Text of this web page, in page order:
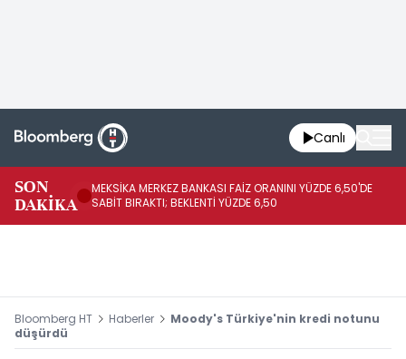
Canlı
SON
DAKİKA
MEKSİKA MERKEZ BANKASI FAİZ ORANINI YÜZDE 6,50'DE
SABİT BIRAKTI; BEKLENTİ YÜZDE 6,50
Bloomberg HT Haberler
Moody's Türkiye'nin kredi notunu
düşürdü